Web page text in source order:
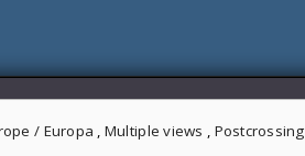
/ Europa , Multiple views , Postcrossing